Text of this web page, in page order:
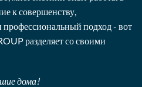
к совершенству,
подход - вот
разделяет со своими
дома!